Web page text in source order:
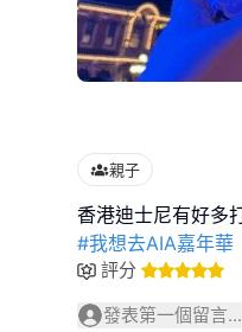
親子
#我想去AIA嘉年華
評分
發表第一個留言...